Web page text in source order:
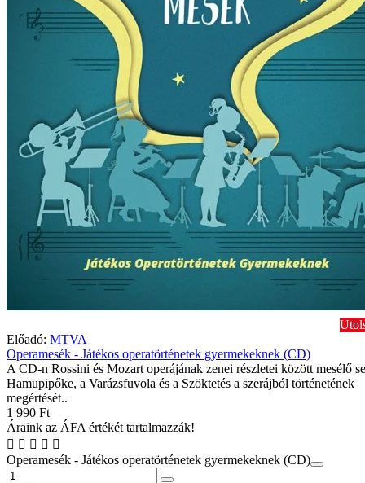
Előadó: MTVA
Operamesék - Játékos operatörténetek gyermekeknek (CD)
A CD-n Rossini és Mozart operájának zenei részletei között mesélő
Hamupipőke, a Varázsfuvola és a Szöktetés a szerájból történetének
megértését..
1 990 Ft
Áraink az ÁFA értékét tartalmazzák!
Operamesék - Játékos operatörténetek gyermekeknek (CD)